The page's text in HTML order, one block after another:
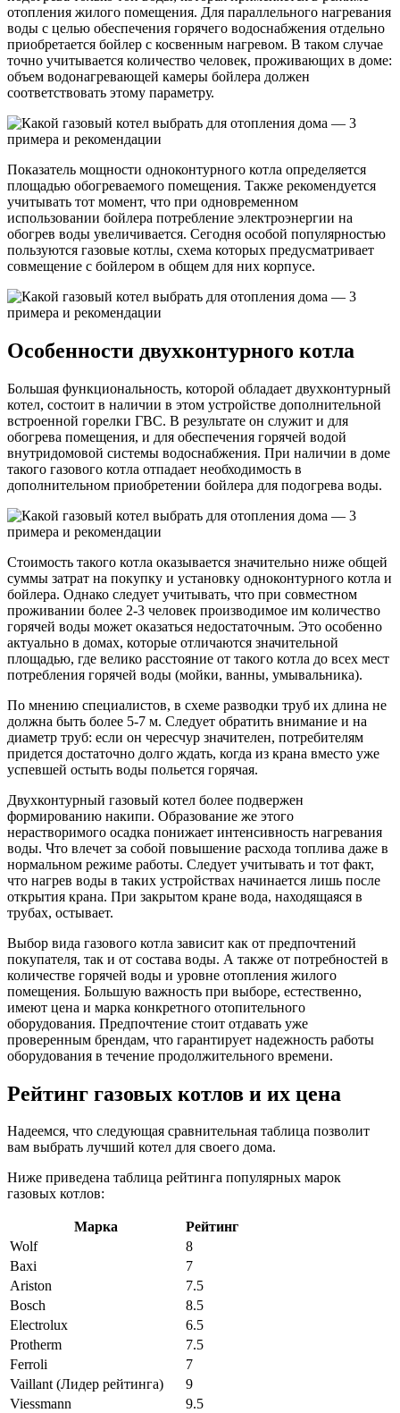
отопления жилого помещения. Для параллельного нагревания
воды с целью обеспечения горячего водоснабжения отдельно
приобретается бойлер с косвенным нагревом. В таком случае
точно учитывается количество человек, проживающих в доме:
объем водонагревающей камеры бойлера должен
соответствовать этому параметру.
Показатель мощности одноконтурного котла определяется
площадью обогреваемого помещения. Также рекомендуется
учитывать тот момент, что при одновременном
использовании бойлера потребление электроэнергии на
обогрев воды увеличивается. Сегодня особой популярностью
пользуются газовые котлы, схема которых предусматривает
совмещение с бойлером в общем для них корпусе.
Особенности двухконтурного котла
Большая функциональность, которой обладает двухконтурный
котел, состоит в наличии в этом устройстве дополнительной
встроенной горелки ГВС. В результате он служит и для
обогрева помещения, и для обеспечения горячей водой
внутридомовой системы водоснабжения. При наличии в доме
такого газового котла отпадает необходимость в
дополнительном приобретении бойлера для подогрева воды.
Стоимость такого котла оказывается значительно ниже общей
суммы затрат на покупку и установку одноконтурного котла и
бойлера. Однако следует учитывать, что при совместном
проживании более 2-3 человек производимое им количество
горячей воды может оказаться недостаточным. Это особенно
актуально в домах, которые отличаются значительной
площадью, где велико расстояние от такого котла до всех мест
потребления горячей воды (мойки, ванны, умывальника).
По мнению специалистов, в схеме разводки труб их длина не
должна быть более 5-7 м. Следует обратить внимание и на
диаметр труб: если он чересчур значителен, потребителям
придется достаточно долго ждать, когда из крана вместо уже
успевшей остыть воды польется горячая.
Двухконтурный газовый котел более подвержен
формированию накипи. Образование же этого
нерастворимого осадка понижает интенсивность нагревания
воды. Что влечет за собой повышение расхода топлива даже в
нормальном режиме работы. Следует учитывать и тот факт,
что нагрев воды в таких устройствах начинается лишь после
открытия крана. При закрытом кране вода, находящаяся в
трубах, остывает.
Выбор вида газового котла зависит как от предпочтений
покупателя, так и от состава воды. А также от потребностей в
количестве горячей воды и уровне отопления жилого
помещения. Большую важность при выборе, естественно,
имеют цена и марка конкретного отопительного
оборудования. Предпочтение стоит отдавать уже
проверенным брендам, что гарантирует надежность работы
оборудования в течение продолжительного времени.
Рейтинг газовых котлов и их цена
Надеемся, что следующая сравнительная таблица позволит
вам выбрать лучший котел для своего дома.
Ниже приведена таблица рейтинга популярных марок
газовых котлов:
Марка
Рейтинг
Wolf
8
Baxi
7
Ariston
7.5
Bosch
8.5
Electrolux
6.5
Protherm
7.5
Ferroli
7
Vaillant (Лидер рейтинга)
9
Viessmann
9.5